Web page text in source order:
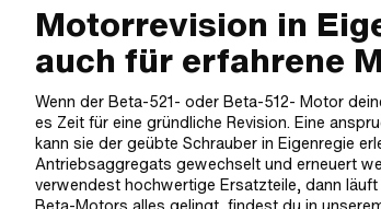
Motorrevision in
auch für erfahrene
Wenn der Beta-521- oder Beta-512- Motor
es Zeit für eine gründliche Revision. Eine
kann sie der geübte Schrauber in Eigenregie
Antriebsaggregats gewechselt und erneuert
verwendest hochwertige Ersatzteile, dann